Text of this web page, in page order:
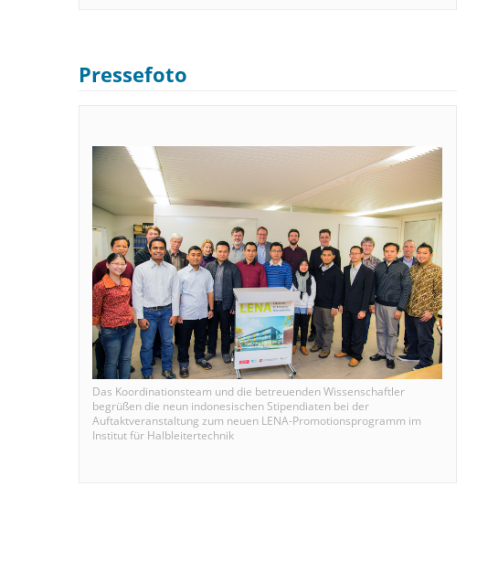
Pressefoto
Das Koordinationsteam und die betreuenden Wissenschaftler
begrüßen die neun indonesischen Stipendiaten bei der
Auftaktveranstaltung zum neuen LENA-Promotionsprogramm im
Institut für Halbleitertechnik